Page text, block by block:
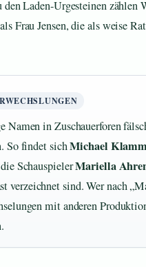
Laden-Urgesteinen zählen
Frau Jensen, die als weise
Namen in Zuschauerforen
So findet sichMichael
SchauspielerMariella
verzeichnet sind. Wer nach
mit anderen